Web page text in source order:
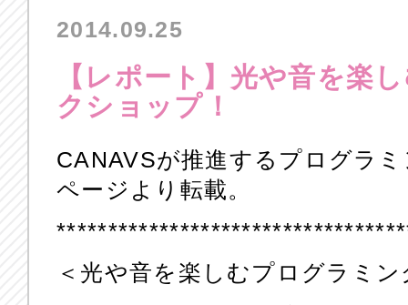
2014.09.25
【レポート】光や音を楽
クショップ！
CANAVSが推進するプログラ
ページより転載。
＜光や音を楽しむプログラミ